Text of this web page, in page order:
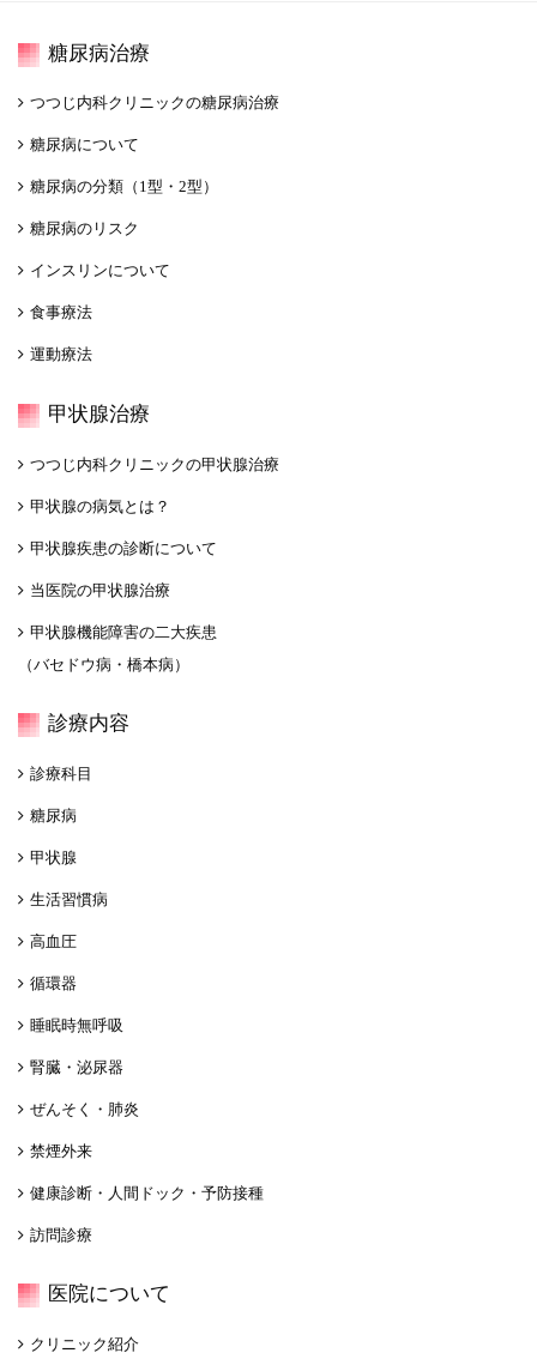
糖尿病治療
つつじ内科クリニックの糖尿病治療
糖尿病について
糖尿病の分類（1型・2型）
糖尿病のリスク
インスリンについて
食事療法
運動療法
甲状腺治療
つつじ内科クリニックの甲状腺治療
甲状腺の病気とは？
甲状腺疾患の診断について
当医院の甲状腺治療
甲状腺機能障害の二大疾患
（バセドウ病・橋本病）
診療内容
診療科目
糖尿病
甲状腺
生活習慣病
高血圧
循環器
睡眠時無呼吸
腎臓・泌尿器
ぜんそく・肺炎
禁煙外来
健康診断・人間ドック・予防接種
訪問診療
医院について
クリニック紹介